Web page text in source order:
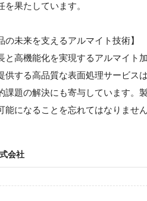
果たしています。
の未来を支えるアルマイト技術】
と高機能化を実現するアルマイト
供する高品質な表面処理サービス
課題の解決にも寄与しています。
能になることを忘れてはなりません
会社